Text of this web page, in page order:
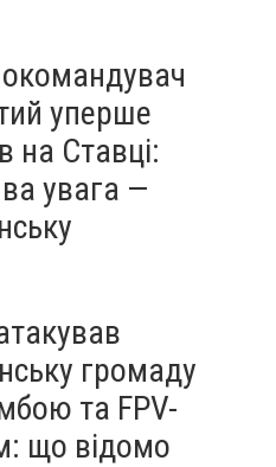
уперше
на Ставці:
увага —
громаду
та FPV-
що відомо